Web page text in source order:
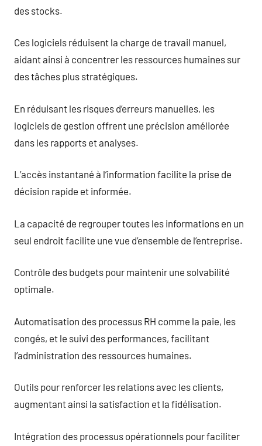
des stocks.
Ces logiciels réduisent la charge de travail manuel,
aidant ainsi à concentrer les ressources humaines sur
des tâches plus stratégiques.
En réduisant les risques d’erreurs manuelles, les
logiciels de gestion offrent une précision améliorée
dans les rapports et analyses.
L’accès instantané à l’information facilite la prise de
décision rapide et informée.
La capacité de regrouper toutes les informations en un
seul endroit facilite une vue d’ensemble de l’entreprise.
Contrôle des budgets pour maintenir une solvabilité
optimale.
Automatisation des processus RH comme la paie, les
congés, et le suivi des performances, facilitant
l’administration des ressources humaines.
Outils pour renforcer les relations avec les clients,
augmentant ainsi la satisfaction et la fidélisation.
Intégration des processus opérationnels pour faciliter